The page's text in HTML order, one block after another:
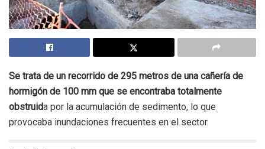
Se trata de un recorrido de 295 metros de una cañería de
hormigón de 100 mm que se encontraba totalmente
obstruida por la acumulación de sedimento, lo que
provocaba inundaciones frecuentes en el sector.